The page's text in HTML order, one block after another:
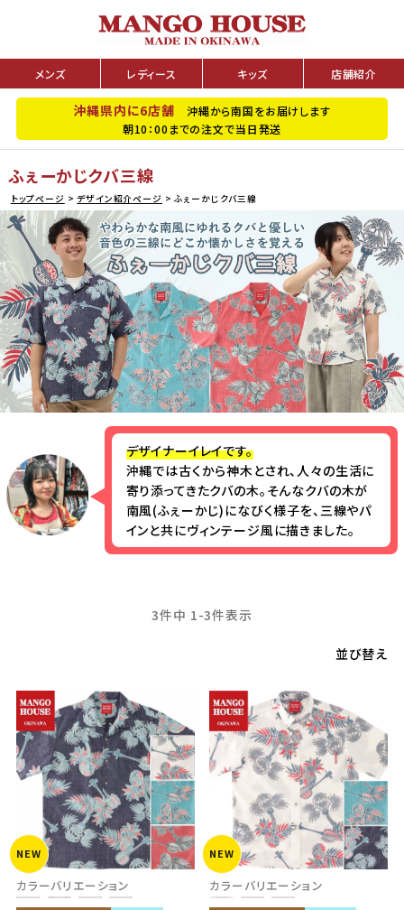
メンズ レディース キッズ 店舗紹介
沖縄県内に6店舗 沖縄から南国をお届けします
朝10：00までの注文で当日発送
ふぇーかじクバ三線
トップページ デザイン紹介ページ ふぇーかじクバ三線
デザイナーイレイです。
沖縄では古くから神木とされ、人々の生活に
寄り添ってきたクバの木。そんなクバの木が
南風(ふぇーかじ)になびく様子を、三線やパ
インと共にヴィンテージ風に描きました。
並び替え
3件中 1-3件表示
カラーバリエーション
NEW
カラーバリエーション
NEW